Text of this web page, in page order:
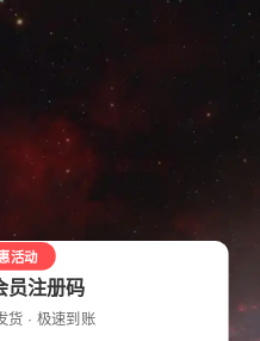
活动
员注册码
货 · 极速到账